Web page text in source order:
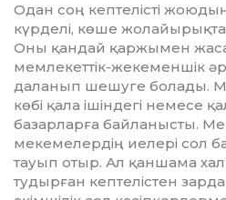
Одан соң кептелісті
күрделі, көше
Оны қандай қаржымен
мемле­кеттік-жекеменшік
даланып шешуге болады.
көбі қала ішіндегі немесе
базарларға байланысты.
меке­мелердің иелері сол
тауып отыр. Ал қаншама
тудырған кептелістен